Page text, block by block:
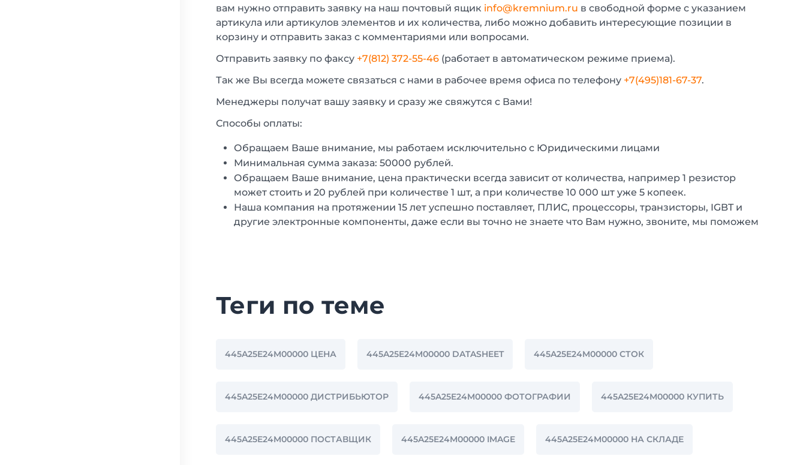
вам нужно отправить заявку на наш почтовый ящик info@kremnium.ru в свободной форме с указанием
артикула или артикулов элементов и их количества, либо можно добавить интересующие позиции в
корзину и отправить заказ с комментариями или вопросами.
Отправить заявку по факсу +7(812) 372-55-46 (работает в автоматическом режиме приема).
Так же Вы всегда можете связаться с нами в рабочее время офиса по телефону +7(495)181-67-37.
Менеджеры получат вашу заявку и сразу же свяжутся с Вами!
Способы оплаты:
Обращаем Ваше внимание, мы работаем исключительно с Юридическими лицами
Минимальная сумма заказа: 50000 рублей.
Обращаем Ваше внимание, цена практически всегда зависит от количества, например 1 резистор
может стоить и 20 рублей при количестве 1 шт, а при количестве 10 000 шт уже 5 копеек.
Наша компания на протяжении 15 лет успешно поставляет, ПЛИС, процессоры, транзисторы, IGBT и
другие электронные компоненты, даже если вы точно не знаете что Вам нужно, звоните, мы поможем
Теги по теме
445A25E24M00000 ЦЕНА 445A25E24M00000 DATASHEET 445A25E24M00000 СТОК
445A25E24M00000 ДИСТРИБЬЮТОР 445A25E24M00000 ФОТОГРАФИИ 445A25E24M00000 КУПИТЬ
445A25E24M00000 ПОСТАВЩИК 445A25E24M00000 IMAGE 445A25E24M00000 НА СКЛАДЕ